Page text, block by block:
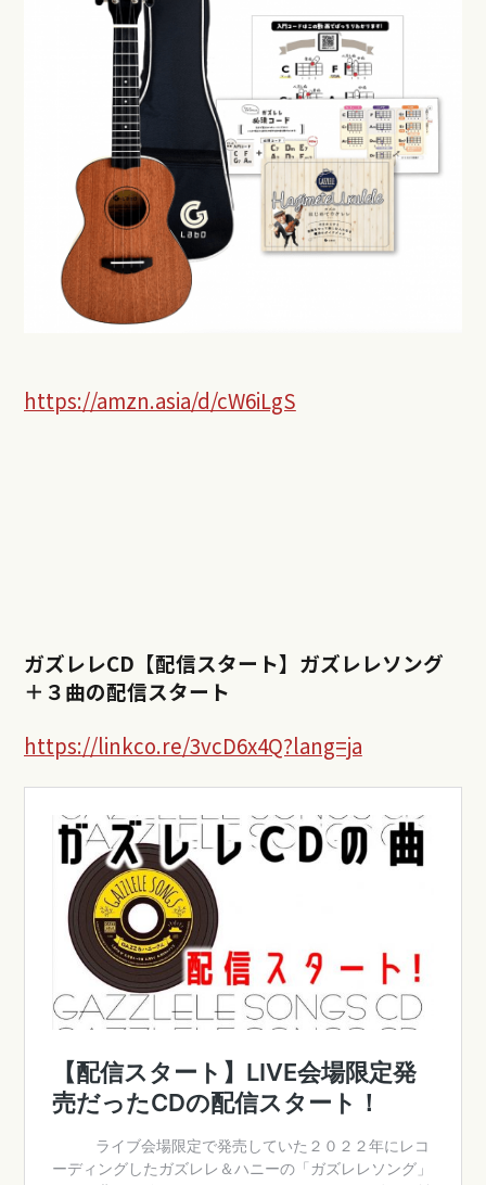
https://amzn.asia/d/cW6iLgS
ガズレレCD【配信スタート】ガズレレソング
＋３曲の配信スタート
https://linkco.re/3vcD6x4Q?lang=ja